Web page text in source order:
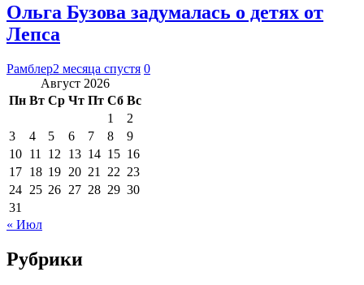
Ольга Бузова задумалась о детях от
Лепса
Рамблер2 месяца спустя 0
Август 2026
Пн Вт Ср Чт Пт Сб Вс
1
2
3
4 5 6 7 8
9
10 11 12 13 14 15 16
17 18 19 20 21 22 23
24 25 26 27 28 29 30
31
« Июл
Рубрики